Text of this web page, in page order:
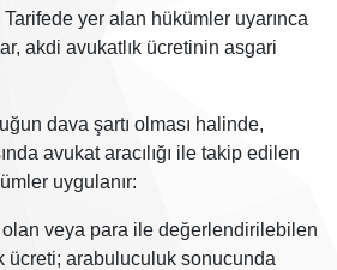
Tarifede yer alan hükümler uyarınca
akdi avukatlık ücretinin asgari
dava şartı olması halinde,
avukat aracılığı ile takip edilen
uygulanır:
veya para ile değerlendirilebilen
ücreti; arabuluculuk sonucunda